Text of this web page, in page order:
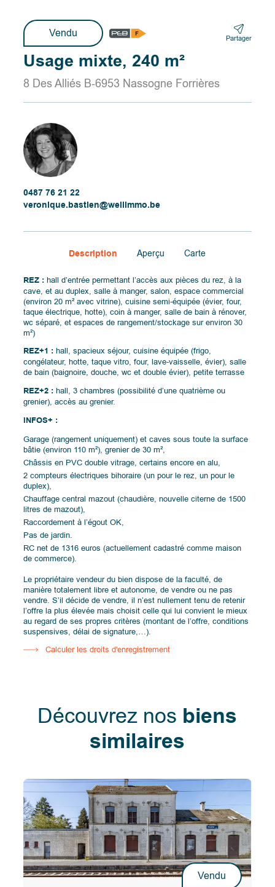
Vendu Partager
Usage mixte, 240 m²
8 Des Alliés B-6953 Nassogne Forrières
0487 76 21 22
veronique.bastien@wellimmo.be
Description Aperçu Carte
REZ : hall d’entrée permettant l’accès aux pièces du rez, à la
cave, et au duplex, salle à manger, salon, espace commercial
(environ 20 m² avec vitrine), cuisine semi-équipée (évier, four,
taque électrique, hotte), coin à manger, salle de bain à rénover,
wc séparé, et espaces de rangement/stockage sur environ 30
m²)
REZ+1 : hall, spacieux séjour, cuisine équipée (frigo,
congélateur, hotte, taque vitro, four, lave-vaisselle, évier), salle
de bain (baignoire, douche, wc et double évier), petite terrasse
REZ+2 : hall, 3 chambres (possibilité d’une quatrième ou
grenier), accès au grenier.
INFOS+ :
Garage (rangement uniquement) et caves sous toute la surface
bâtie (environ 110 m²), grenier de 30 m²,
Châssis en PVC double vitrage, certains encore en alu,
2 compteurs électriques bihoraire (un pour le rez, un pour le
duplex),
Chauffage central mazout (chaudière, nouvelle citerne de 1500
litres de mazout),
Raccordement à l’égout OK,
Pas de jardin.
RC net de 1316 euros (actuellement cadastré comme maison
de commerce).
Le propriétaire vendeur du bien dispose de la faculté, de
manière totalement libre et autonome, de vendre ou ne pas
vendre. S’il décide de vendre, il n’est nullement tenu de retenir
l’offre la plus élevée mais choisit celle qui lui convient le mieux
au regard de ses propres critères (montant de l’offre, conditions
suspensives, délai de signature,…).
Calculer les droits d'enregistrement
Découvrez nos biens
similaires
Vendu